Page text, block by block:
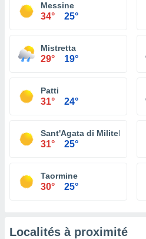
Messine
34° 25°
Mistretta
29° 19°
Patti
31° 24°
Sant'Agata di Militello
31° 25°
Taormine
30° 25°
Localités à proximité